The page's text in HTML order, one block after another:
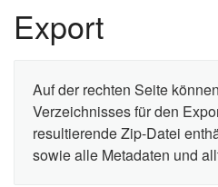
Export
Auf der rechten Seite
Verzeichnisses für den
resultierende Zip-Datei
sowie alle Metadaten und